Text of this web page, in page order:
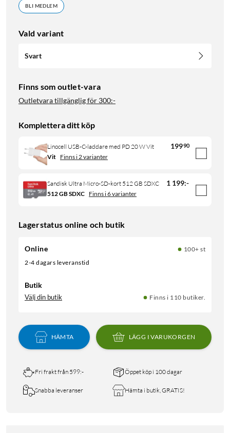
BLI MEDLEM
Vald variant
Svart
Finns som outlet-vara
Outletvara tillgänglig för 300:-
Komplettera ditt köp
Linocell USB-C-laddare med PD 20 W Vit 19990
Vit Finns i 2 varianter
Sandisk Ultra Micro-SD-kort 512 GB SDXC 1 199:-
512 GB SDXC Finns i 6 varianter
Lagerstatus online och butik
Online
100+ st
2-4 dagars leveranstid
Butik
Välj din butik Finns i 110 butiker.
HÄMTA LÄGG I VARUKORGEN
Fri frakt från 599:- Öppet köp i 100 dagar
Snabba leveranser Hämta i butik, GRATIS!